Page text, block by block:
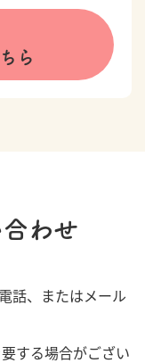
ら
わせ
話、またはメール
する場合がござい